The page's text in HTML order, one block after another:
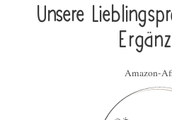
Unsere
Amazon-